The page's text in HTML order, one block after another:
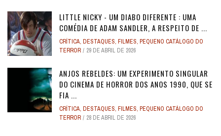
LITTLE NICKY - UM DIABO DIFERENTE : UMA
COMÉDIA DE ADAM SANDLER, A RESPEITO DE ...
CRÍTICA, DESTAQUES, FILMES, PEQUENO CATÁLOGO DO
TERROR
29 DE ABRIL DE 2026
ANJOS REBELDES: UM EXPERIMENTO SINGULAR
DO CINEMA DE HORROR DOS ANOS 1990, QUE SE
FIA ...
CRÍTICA, DESTAQUES, FILMES, PEQUENO CATÁLOGO DO
TERROR
28 DE ABRIL DE 2026